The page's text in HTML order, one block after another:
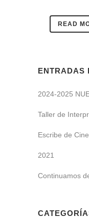
READ
ENTRADAS
2024-2025
Taller de
Escribe de Cine
2021
Continuamos